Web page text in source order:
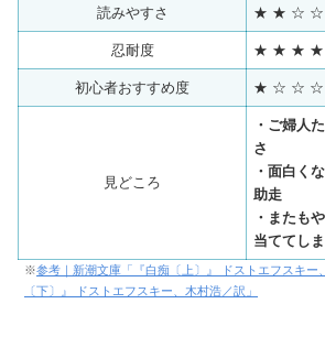
読みやすさ ★ ★ ☆
忍耐度 ★ ★ ★
初心者おすすめ度 ★ ☆ ☆
見どころ
・ご婦人
さ
・面白く
助走
・またも
当ててしま
※参考｜新潮文庫「『白痴〔上〕』 ドストエフスキー
〔下〕』 ドストエフスキー、木村浩／訳」